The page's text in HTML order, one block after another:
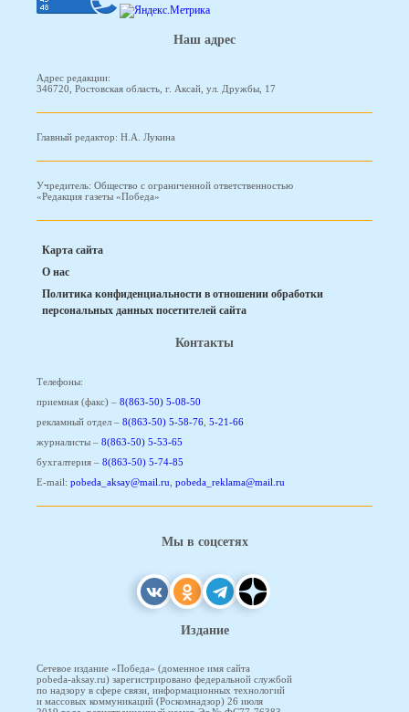
Наш адрес
Адрес редакции:
346720, Ростовская область, г. Аксай, ул. Дружбы, 17
Главный редактор: Н.А. Лукина
Учредитель: Общество с ограниченной ответственностью
«Редакция газеты «Победа»
Карта сайта
О нас
Политика конфиденциальности в отношении обработки
персональных данных посетителей сайта
Контакты
Телефоны:
приемная (факс) – 8(863-50) 5-08-50
рекламный отдел – 8(863-50) 5-58-76 5-21-66
журналисты – 8(863-50) 5-53-65
бухгалтерия – 8(863-50) 5-74-85
E-mail: pobeda_aksay@mail.ru pobeda_reklama@mail.ru
Мы в соцсетях
Издание
Сетевое издание «Победа» (доменное имя сайта
pobeda-aksay.ru) зарегистрировано федеральной службой
по надзору в сфере связи, информационных технологий
и массовых коммуникаций (Роскомнадзор) 26 июля